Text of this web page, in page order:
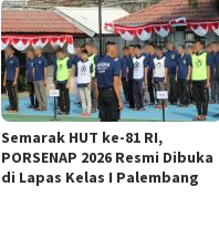
Semarak HUT ke-81 RI,
PORSENAP 2026 Resmi Dibuka
di Lapas Kelas I Palembang